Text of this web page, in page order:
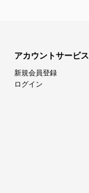
アカウントサービス
新規会員登録
ログイン